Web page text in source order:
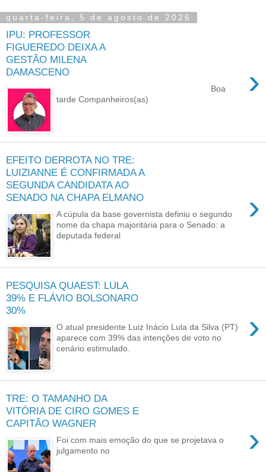
quarta-feira, 5 de agosto de 2026
IPU: PROFESSOR
FIGUEREDO DEIXA A
GESTÃO MILENA
DAMASCENO
›
Boa
tarde Companheiros(as)
EFEITO DERROTA NO TRE:
LUIZIANNE É CONFIRMADA A
SEGUNDA CANDIDATA AO
SENADO NA CHAPA ELMANO
›
A cúpula da base governista definiu o segundo
nome da chapa majoritária para o Senado: a
deputada federal
PESQUISA QUAEST: LULA
39% E FLÁVIO BOLSONARO
30%
›
O atual presidente Luiz Inácio Lula da Silva (PT)
aparece com 39% das intenções de voto no
cenário estimulado.
TRE: O TAMANHO DA
VITÓRIA DE CIRO GOMES E
CAPITÃO WAGNER
›
Foi com mais emoção do que se projetava o
julgamento no